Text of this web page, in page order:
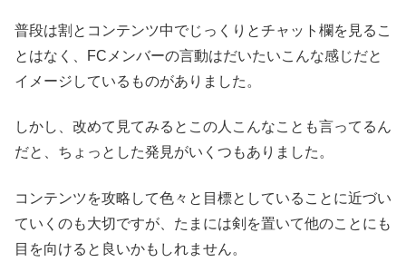
普段は割とコンテンツ中でじっくりとチャット欄を見るこ
とはなく、FCメンバーの言動はだいたいこんな感じだと
イメージしているものがありました。
しかし、改めて見てみるとこの人こんなことも言ってるん
だと、ちょっとした発見がいくつもありました。
コンテンツを攻略して色々と目標としていることに近づい
ていくのも大切ですが、たまには剣を置いて他のことにも
目を向けると良いかもしれません。